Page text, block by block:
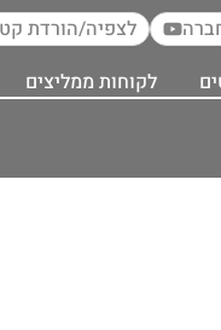
לצפיה/הורדת
לקוחות ממליצים